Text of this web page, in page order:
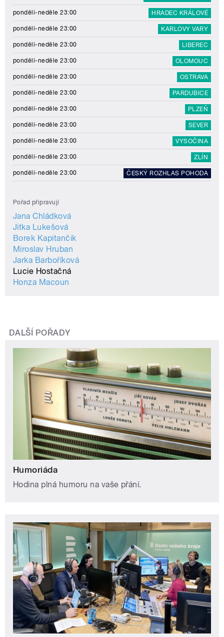
pondělí-neděle 23:00 HRADEC KRÁLOVÉ
pondělí-neděle 23:00 KARLOVY VARY
pondělí-neděle 23:00 LIBEREC
pondělí-neděle 23:00 OLOMOUC
pondělí-neděle 23:00 OSTRAVA
pondělí-neděle 23:00 PARDUBICE
pondělí-neděle 23:00 PLZEŇ
pondělí-neděle 23:00 SEVER
pondělí-neděle 23:00 VYSOČINA
pondělí-neděle 23:00 ZLÍN
pondělí-neděle 23:00 ČESKÝ ROZHLAS POHODA
Pořad připravují
Jana Chládková
Jitka Lukešová
Borek Kapitančik
Miroslav Hruban
Jarka Barboříková
Lucie Hostačná
Honza Macoun
DALŠÍ POŘADY
Humoriáda
Hodina plná humoru na vaše přání.